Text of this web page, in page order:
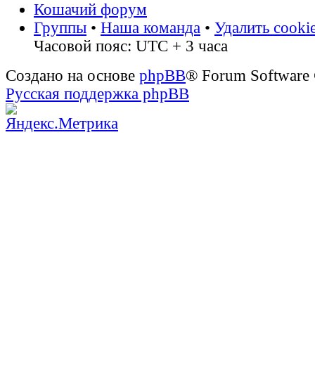
Кошачий форум
Группы • Наша команда • Удалить
Часовой пояс: UTC + 3 часа
Создано на основе phpBB® Forum
Русская поддержка phpBB